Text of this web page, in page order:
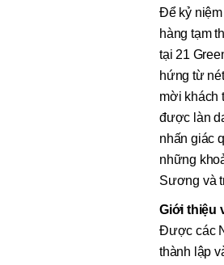
Để kỷ niệm
hàng tạm
tại 21
hứng từ
mời khách
được làn
nhấn giác
những
Sương và
Giới thiệu
Được các
thành lập